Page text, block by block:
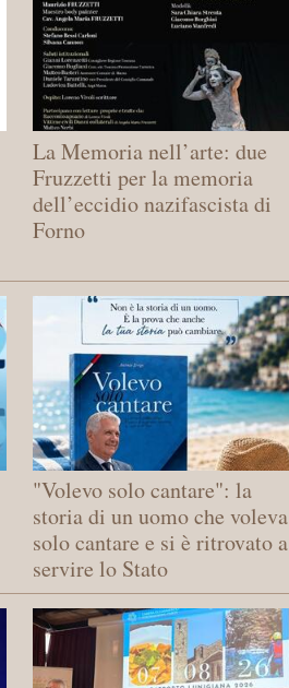
La Memoria nell’arte: due
Fruzzetti per la memoria
dell’eccidio nazifascista di
Forno
"Volevo solo cantare": la
storia di un uomo che voleva
solo cantare e si è ritrovato a
servire lo Stato